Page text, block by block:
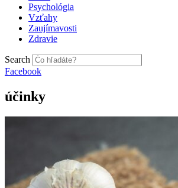
Psychológia
Vzťahy
Zaujímavosti
Zdravie
Search
Facebook
účinky